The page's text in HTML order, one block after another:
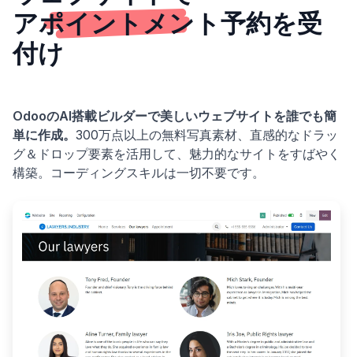
アポイントメント予約を受
付け
OdooのAI搭載ビルダーで美しいウェブサイトを誰でも簡
単に作成。 300万点以上の無料写真素材、直感的なドラッ
グ＆ドロップ要素を活用して、魅力的なサイトをすばやく
構築。コーディングスキルは一切不要です。